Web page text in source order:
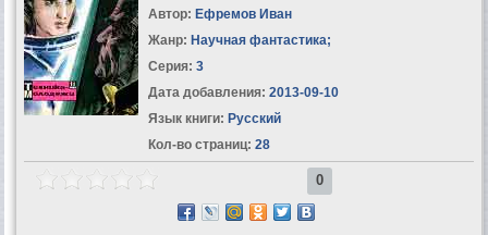
Автор: Ефремов Иван
Жанр: Научная фантастика;
Серия: 3
Дата добавления: 2013-09-10
Язык книги: Русский
Кол-во страниц: 28
0